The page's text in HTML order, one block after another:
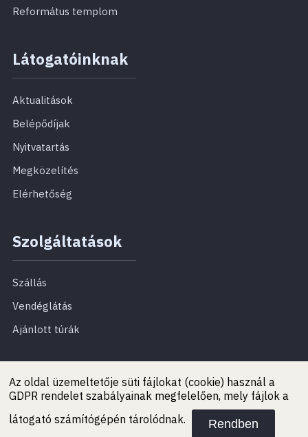
Az oldal üzemeltetője süti fájlokat (cookie) használ a
GDPR rendelet szabályainak megfelelően, mely fájlok a
látogató számítógépén tárolódnak.
Rendben
Református templom
Látogatóinknak
Aktualitások
Belépődíjak
Nyitvatartás
Megközelítés
Elérhetőség
Szolgáltatások
Szállás
Vendéglátás
Ajánlott túrák